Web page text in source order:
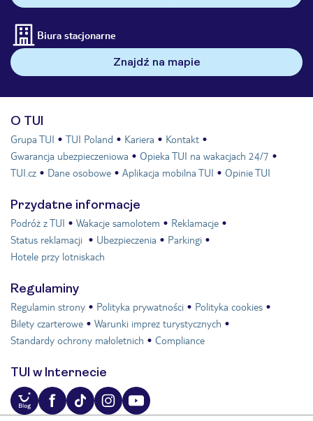
Biura stacjonarne
Znajdź na mapie
O TUI
Grupa TUI TUI Poland Kariera
Kontakt
Gwarancja ubezpieczeniowa
Opieka TUI na wakacjach 24/7
TUI.cz
Dane osobowe Aplikacja mobilna TUI Opinie TUI
Przydatne informacje
Podróż z TUI Wakacje samolotem
Reklamacje
Status reklamacji
Ubezpieczenia
Parkingi
Hotele przy lotniskach
Regulaminy
Regulamin strony Polityka prywatności
Polityka cookies
Bilety czarterowe
Warunki imprez turystycznych
Standardy ochrony małoletnich
Compliance
TUI w Internecie